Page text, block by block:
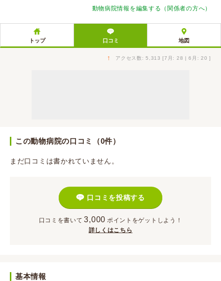
動物病院情報を編集する（関係者の方へ）
トップ 口コミ 地図
↑ アクセス数: 5,313 [7月: 28 | 6月: 20 ]
この動物病院の口コミ（0件）
まだ口コミは書かれていません。
口コミを投稿する
口コミを書いて 3,000 ポイント をゲットしよう！
詳しくはこちら
基本情報